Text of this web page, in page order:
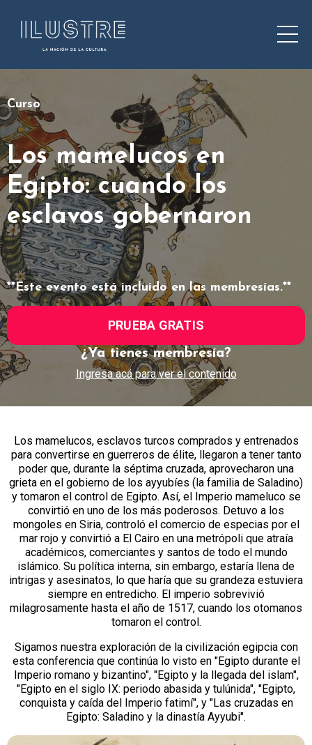
Curso
Los mamelucos en
Egipto: cuando los
esclavosgobernaron
**Este evento está incluido en las membresías.**
PRUEBA GRATIS
¿Ya tienes membresía?
Ingresa acá para ver el contenido
Los mamelucos, esclavos turcos comprados y entrenados
para convertirse en guerreros de élite, llegaron a tener tanto
poder que, durante la séptima cruzada, aprovecharon una
grieta en el gobierno de los ayyubíes (la familia de Saladino)
y tomaron el control de Egipto. Así, el Imperio mameluco se
convirtió en uno de los más poderosos. Detuvo a los
mongoles en Siria, controló el comercio de especias por el
mar rojo y convirtió a El Cairo en una metrópoli que atraía
académicos, comerciantes y santos de todo el mundo
islámico. Su política interna, sin embargo, estaría llena de
intrigas y asesinatos, lo que haría que su grandeza estuviera
siempre en entredicho. El imperio sobrevivió
milagrosamente hasta el año de 1517, cuando los otomanos
tomaron el control.
Sigamos nuestra exploración de la civilización egipcia con
esta conferencia que continúa lo visto en "Egipto durante el
Imperio romano y bizantino", "Egipto y la llegada del islam",
"Egipto en el siglo IX: periodo abasida y tulúnida", "Egipto,
conquista y caída del Imperio fatimí", y "Las cruzadas en
Egipto: Saladino y la dinastía Ayyubi".